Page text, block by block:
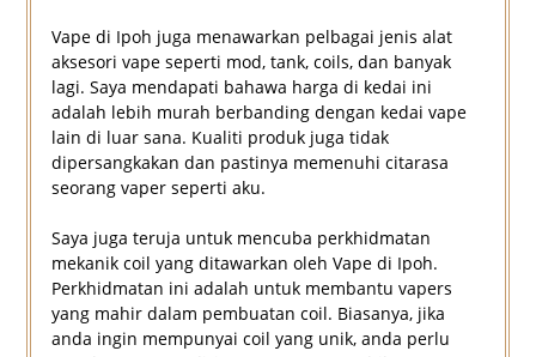
Vape di Ipoh juga menawarkan pelbagai jenis alat
aksesori vape seperti mod, tank, coils, dan banyak
lagi. Saya mendapati bahawa harga di kedai ini
adalah lebih murah berbanding dengan kedai vape
lain di luar sana. Kualiti produk juga tidak
dipersangkakan dan pastinya memenuhi citarasa
seorang vaper seperti aku.
Saya juga teruja untuk mencuba perkhidmatan
mekanik coil yang ditawarkan oleh Vape di Ipoh.
Perkhidmatan ini adalah untuk membantu vapers
yang mahir dalam pembuatan coil. Biasanya, jika
anda ingin mempunyai coil yang unik, anda perlu